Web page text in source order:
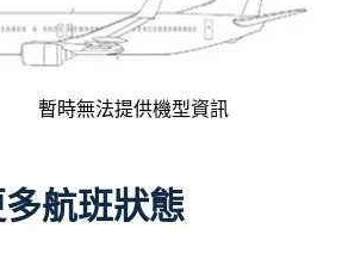
暫時無法提供機型資訊
航班狀態